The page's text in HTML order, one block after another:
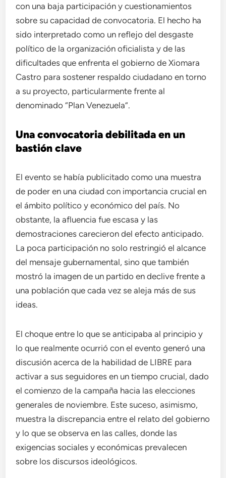
con una baja participación y cuestionamientos
sobre su capacidad de convocatoria. El hecho ha
sido interpretado como un reflejo del desgaste
político de la organización oficialista y de las
dificultades que enfrenta el gobierno de Xiomara
Castro para sostener respaldo ciudadano en torno
a su proyecto, particularmente frente al
denominado “Plan Venezuela”.
Una convocatoria debilitada en un
bastión clave
El evento se había publicitado como una muestra
de poder en una ciudad con importancia crucial en
el ámbito político y económico del país. No
obstante, la afluencia fue escasa y las
demostraciones carecieron del efecto anticipado.
La poca participación no solo restringió el alcance
del mensaje gubernamental, sino que también
mostró la imagen de un partido en declive frente a
una población que cada vez se aleja más de sus
ideas.
El choque entre lo que se anticipaba al principio y
lo que realmente ocurrió con el evento generó una
discusión acerca de la habilidad de LIBRE para
activar a sus seguidores en un tiempo crucial, dado
el comienzo de la campaña hacia las elecciones
generales de noviembre. Este suceso, asimismo,
muestra la discrepancia entre el relato del gobierno
y lo que se observa en las calles, donde las
exigencias sociales y económicas prevalecen
sobre los discursos ideológicos.